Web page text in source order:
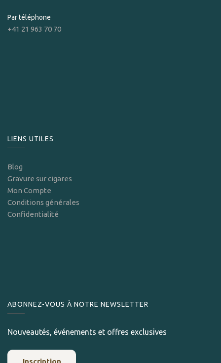
Par téléphone
+41 21 963 70 70
LIENS UTILES
Blog
Gravure sur cigares
Mon Compte
Conditions générales
Confidentialité
ABONNEZ-VOUS À NOTRE NEWSLETTER
Nouveautés, événements et offres exclusives